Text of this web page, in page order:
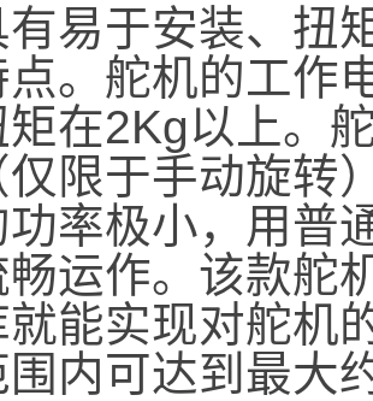
有易于安装、扭
。舵机的工作
在2Kg以上。
限于手动旋转
率极小，用普
运作。该款舵
能实现对舵机
内可达到最大